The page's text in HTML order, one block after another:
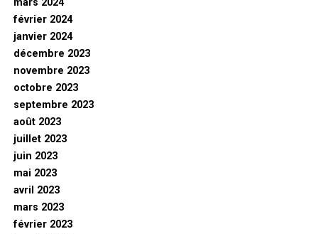
mars 2024
février 2024
janvier 2024
décembre 2023
novembre 2023
octobre 2023
septembre 2023
août 2023
juillet 2023
juin 2023
mai 2023
avril 2023
mars 2023
février 2023